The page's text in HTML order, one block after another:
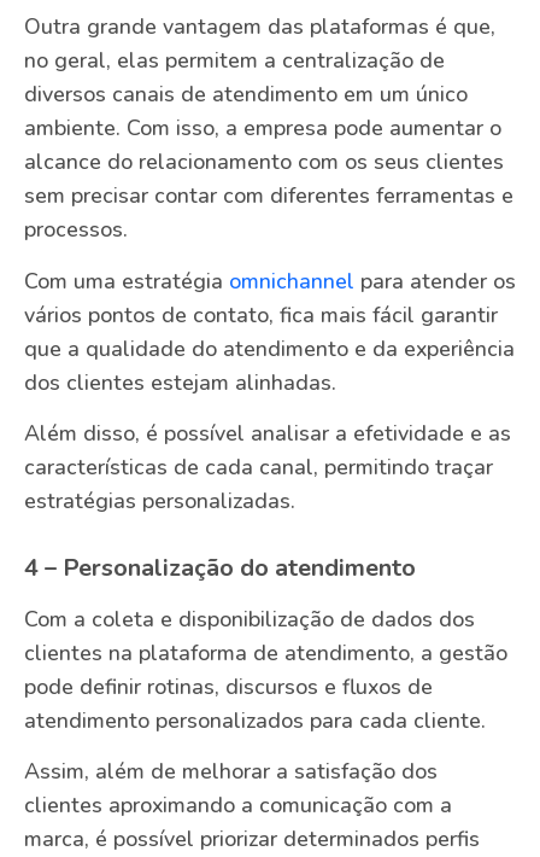
Outra grande vantagem das plataformas é que,
no geral, elas permitem a centralização de
diversos canais de atendimento em um único
ambiente. Com isso, a empresa pode aumentar o
alcance do relacionamento com os seus clientes
sem precisar contar com diferentes ferramentas e
processos.
Com uma estratégia omnichannel para atender os
vários pontos de contato, fica mais fácil garantir
que a qualidade do atendimento e da experiência
dos clientes estejam alinhadas.
Além disso, é possível analisar a efetividade e as
características de cada canal, permitindo traçar
estratégias personalizadas.
4 – Personalização do atendimento
Com a coleta e disponibilização de dados dos
clientes na plataforma de atendimento, a gestão
pode definir rotinas, discursos e fluxos de
atendimento personalizados para cada cliente.
Assim, além de melhorar a satisfação dos
clientes aproximando a comunicação com a
marca, é possível priorizar determinados perfis